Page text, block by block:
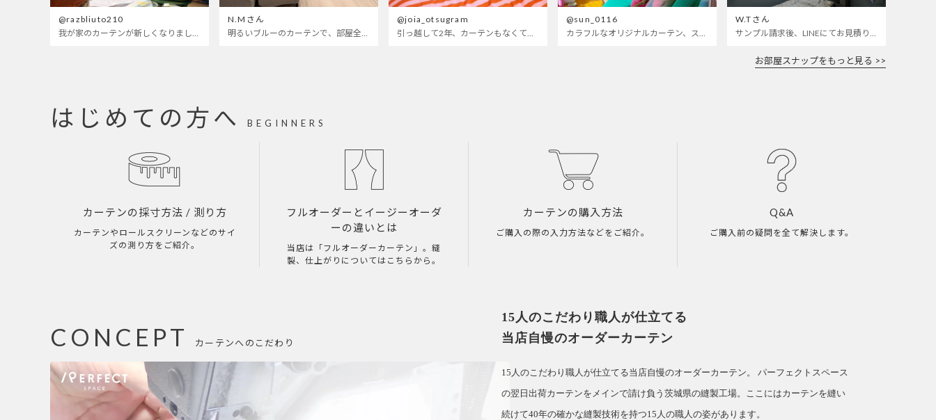
@razbliuto210
我が家のカーテンが新しくなりました🌼早起きが超絶苦手な私が、思わず朝カーテンを開けて光合成するようになったステンドグラスカーテン…！
N.Mさん
明るいブルーのカーテンで、部屋全体が明るく。白を基調とした部屋にぴったりです。
@joia_otsugram
引っ越して2年、カーテンもなくて放置されてた部屋wせめてもの可愛くしたくてつけたベットカバーもサイズが合ってないので思いっきり全部変えてみたら、遂に生まれ変わった〜
@sun_0116
カラフルなオリジナルカーテン、ステンドグラスレースをお迎えしました🌈 いつも開けっぱなしの寝室とお仕事部屋の仕切りカーテンにしました 🫣❣️
W.Tさん
サンプル請求後、LINEにてお見積り依頼をしました。 部屋によく合います。 ありがとうございました。
お部屋スナップをもっと見る >>
はじめての方へ BEGINNERS
カーテンの採寸方法 / 測り方
カーテンやロールスクリーンなどのサイ
ズの測り方をご紹介。
フルオーダーとイージーオーダ
ーの違いとは
当店は「フルオーダーカーテン」。縫
製、仕上がりについてはこちらから。
カーテンの購入方法
ご購入の際の入力方法などをご紹介。
Q&A
ご購入前の疑問を全て解決します。
カーテンへのこだわり
CONCEPT
15人のこだわり職人が仕立てる
当店自慢のオーダーカーテン
15人のこだわり職人が仕立てる当店自慢のオーダーカーテン。
パーフェクトスペース
の翌日出荷カーテンをメインで請け負う茨城県の縫製工場。ここにはカーテンを縫い
続けて40年の確かな縫製技術を持つ15人の職人の姿があります。